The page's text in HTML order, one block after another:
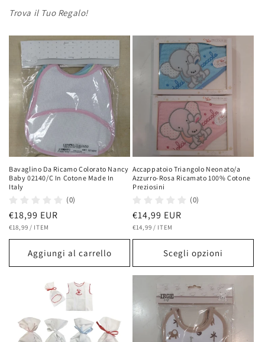
Trova il Tuo Regalo!
Bavaglino Da Ricamo Colorato Nancy
Baby 02140/C In Cotone Made In
Italy
(0)
Prezzo
di
listino
€18,99 EUR
PREZZO
€18,99 / PER
ITEM
Aggiungi al carrello
Accappatoio Triangolo Neonato/a
Azzurro-Rosa Ricamato 100% Cotone
Preziosini
(0)
Prezzo
di
listino
€14,99 EUR
PREZZO
€14,99 / PER
ITEM
Scegli opzioni